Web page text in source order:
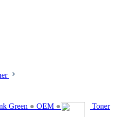
Green ● OEM ● Toner